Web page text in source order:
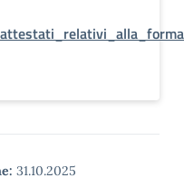
31.10.2025